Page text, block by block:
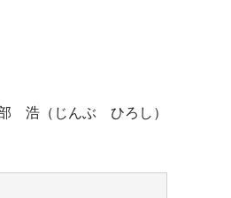
浩（じんぶ ひろし）